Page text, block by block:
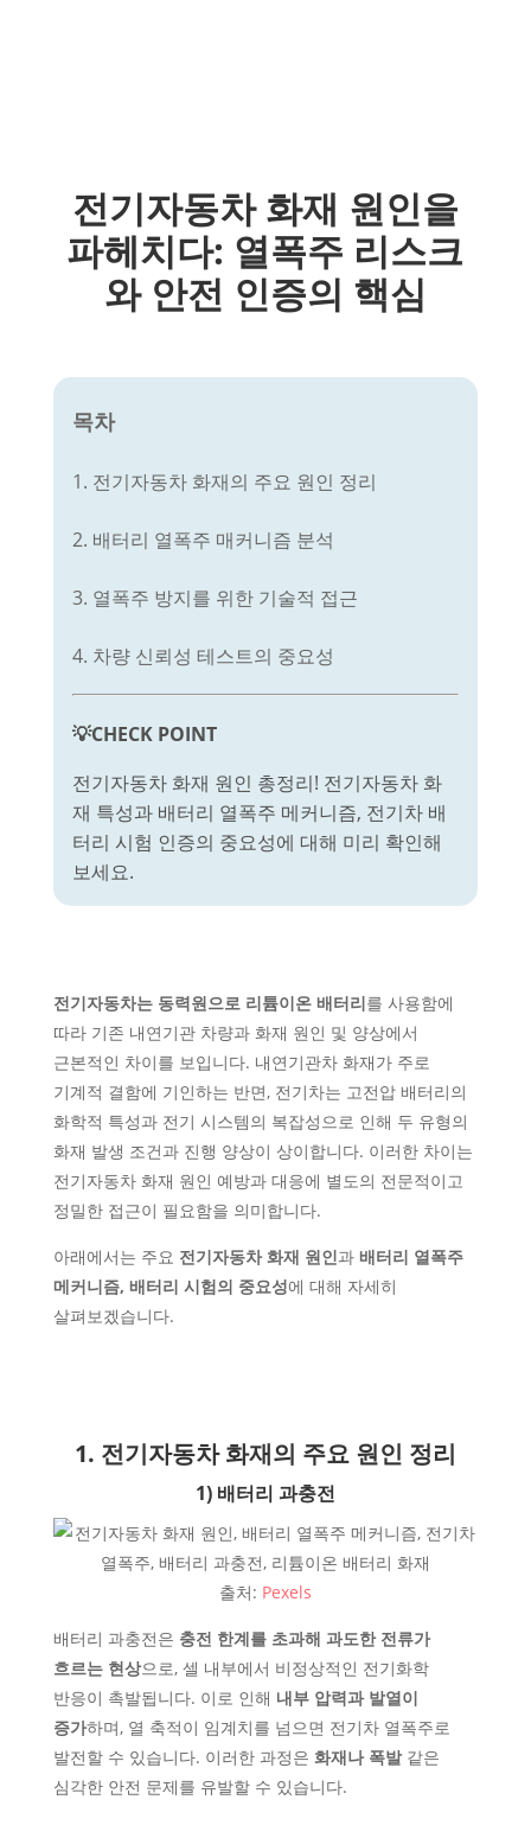
전기자동차 화재 원인을
파헤치다: 열폭주 리스크
와 안전 인증의 핵심
목차
1. 전기자동차 화재의 주요 원인 정리
2. 배터리 열폭주 매커니즘 분석
3. 열폭주 방지를 위한 기술적 접근
4. 차량 신뢰성 테스트의 중요성
💡CHECK POINT
전기자동차 화재 원인 총정리! 전기자동차 화
재 특성과 배터리 열폭주 메커니즘, 전기차 배
터리 시험 인증의 중요성에 대해 미리 확인해
보세요.
전기자동차는 동력원으로 리튬이온 배터리를 사용함에
따라 기존 내연기관 차량과 화재 원인 및 양상에서
근본적인 차이를 보입니다. 내연기관차 화재가 주로
기계적 결함에 기인하는 반면, 전기차는 고전압 배터리의
화학적 특성과 전기 시스템의 복잡성으로 인해 두 유형의
화재 발생 조건과 진행 양상이 상이합니다. 이러한 차이는
전기자동차 화재 원인 예방과 대응에 별도의 전문적이고
정밀한 접근이 필요함을 의미합니다.
아래에서는 주요 전기자동차 화재 원인과 배터리 열폭주
메커니즘, 배터리 시험의 중요성에 대해 자세히
살펴보겠습니다.
1. 전기자동차 화재의 주요 원인 정리
1) 배터리 과충전
출처: Pexels
배터리 과충전은 충전 한계를 초과해 과도한 전류가
흐르는 현상으로, 셀 내부에서 비정상적인 전기화학
반응이 촉발됩니다. 이로 인해 내부 압력과 발열이
증가하며, 열 축적이 임계치를 넘으면 전기차 열폭주로
발전할 수 있습니다. 이러한 과정은 화재나 폭발같은
심각한 안전 문제를 유발할 수 있습니다.